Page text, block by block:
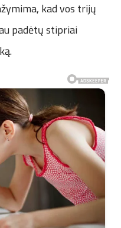
kad vos trijų
padėtų stipriai